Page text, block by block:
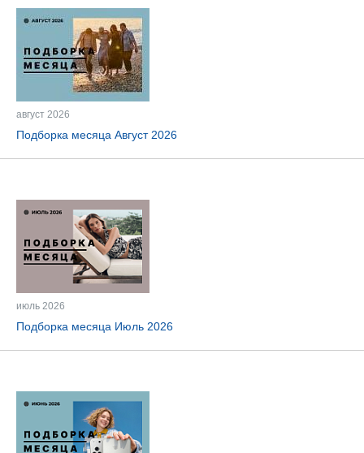
август 2026
Подборка месяца Август 2026
июль 2026
Подборка месяца Июль 2026